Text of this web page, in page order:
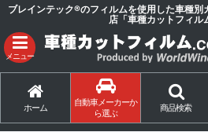
ブレインテック®のフィルムを使用した車種別
店「車種カットフィル
メニュー
ホーム
自動車メーカーか
ら選ぶ
商品検索